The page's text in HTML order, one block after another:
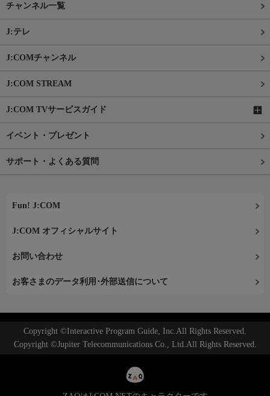
チャンネル一覧
J:テレ
J:COMチャンネル
J:COM STREAM
J:COM TVサービスガイド
イベント・プレゼント
サポート・よくある質問
Fun! J:COM
J:COM オフィシャルサイト
お問い合わせ
お客さまのデータ利用･外部送信について
Copyright ©Interactive Program Guide, Inc.All Rights Reserved.
Copyright ©Jupiter Telecommunications Co., Ltd.All Rights Reserved.